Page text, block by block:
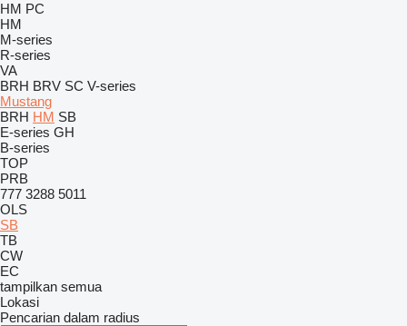
HM PC
HM
M-series
R-series
VA
BRH BRV SC V-series
Mustang
BRH HM SB
E-series GH
B-series
TOP
PRB
777 3288 5011
OLS
SB
TB
CW
EC
tampilkan semua
Lokasi
Pencarian dalam radius